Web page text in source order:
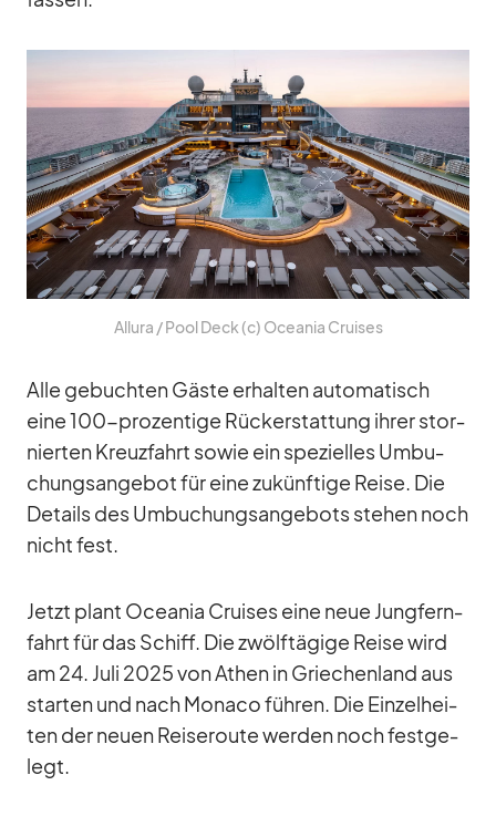
Al­lura /​ Pool Deck (c) Ocea­nia Crui­ses
Alle ge­buch­ten Gäste er­hal­ten au­to­ma­tisch
eine 100-pro­zen­tige Rück­erstat­tung ih­rer stor­
nier­ten Kreuz­fahrt so­wie ein spe­zi­el­les Um­bu­
chungs­an­ge­bot für eine zu­künf­tige Reise. Die
De­tails des Um­bu­chungs­an­ge­bots ste­hen noch
nicht fest.
Jetzt plant Ocea­nia Crui­ses eine neue Jung­fern­
fahrt für das Schiff. Die zwölf­tä­gige Reise wird
am 24. Juli 2025 von Athen in Grie­chen­land aus
star­ten und nach Mo­naco füh­ren. Die Ein­zel­hei­
ten der neuen Rei­se­route wer­den noch fest­ge­
legt.